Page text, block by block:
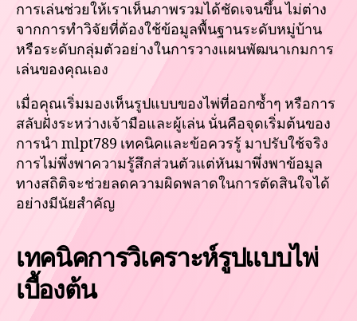
การเล่นช่วยให้เราเห็นภาพรวมได้ชัดเจนขึ้น ไม่ต่าง
จากการทำวิจัยที่ต้องใช้ข้อมูลพื้นฐานระดับหมู่บ้าน
หรือระดับกลุ่มตัวอย่างในการวางแผนพัฒนาเกมการ
เล่นของคุณเอง
เมื่อคุณเริ่มมองเห็นรูปแบบของไพ่ที่ออกซ้ำๆ หรือการ
สลับฝั่งระหว่างเจ้ามือและผู้เล่น นั่นคือจุดเริ่มต้นของ
การนำ mlpt789 เทคนิคและข้อควรรู้ มาปรับใช้จริง
การไม่พึ่งพาความรู้สึกส่วนตัวแต่หันมาพึ่งพาข้อมูล
ทางสถิติจะช่วยลดความผิดพลาดในการตัดสินใจได้
อย่างมีนัยสำคัญ
เทคนิคการวิเคราะห์รูปแบบไพ่
เบื้องต้น